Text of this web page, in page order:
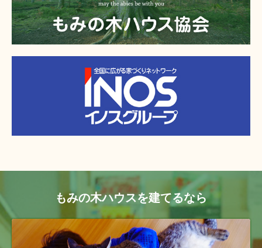
もみの木ハウスを建てるなら